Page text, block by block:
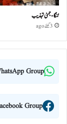
گنگا-جمنی تہذیب
3 گھنٹے ago
Group
Group